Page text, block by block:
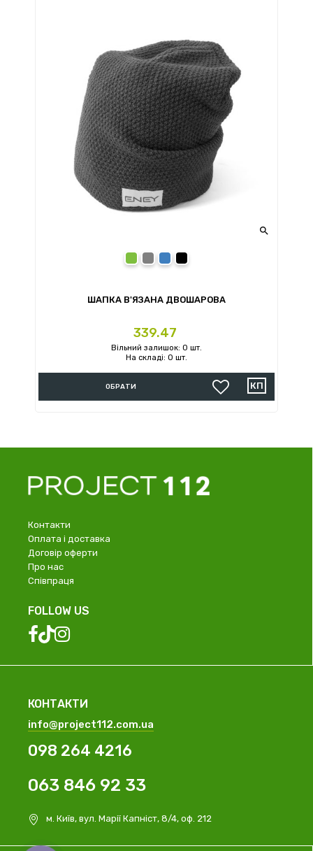

ШАПКА В'ЯЗАНА ДВОШАРОВА
Ціна
339.47
Вільний залишок: 0 шт.
На складі: 0 шт.
ОБРАТИ
Контакти
Оплата і доставка
Договір оферти
Про нас
Співпраця
FOLLOW US
КОНТАКТИ
info@project112.com.ua
098 264 4216
063 846 92 33
м. Київ, вул. Марії Капніст, 8/4, оф. 212